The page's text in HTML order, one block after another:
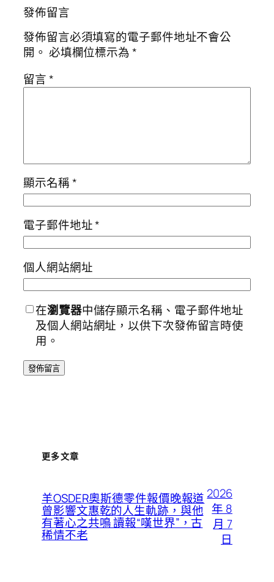
發佈留言
發佈留言必須填寫的電子郵件地址不會公
開。 必填欄位標示為*
留言*
顯示名稱*
電子郵件地址*
個人網站網址
在瀏覽器中儲存顯示名稱、電子郵件地址
及個人網站網址，以供下次發佈留言時使
用。
更多文章
羊OSDER奧斯德零件報價晚報道
曾影響文惠乾的人生軌跡，與他
有著心之共鳴 讀報“嘆世界”，古
稀情不老
2026
年 8
月 7
日